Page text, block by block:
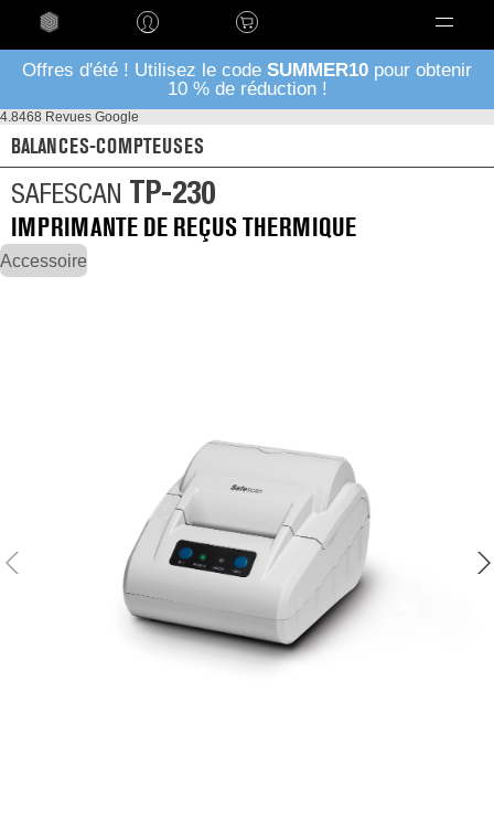
Offres d'été ! Utilisez le code SUMMER10 pour obtenir
10 % de réduction !
4.8468 Revues Google
BALANCES-COMPTEUSES
SAFESCAN TP-230
IMPRIMANTE DE REÇUS THERMIQUE
Accessoire